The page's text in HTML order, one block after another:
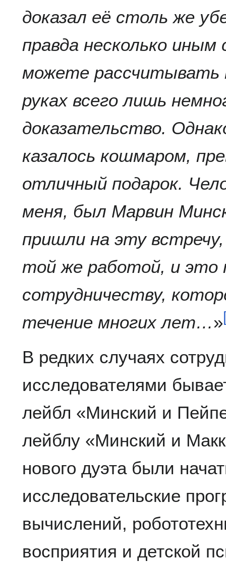
доказал её столь же
правда несколько
можете рассчитывать
руках всего лишь
доказательство.
казалось кошмаром,
отличный подарок.
меня, был Марвин
пришли на эту
той же работой, и это
сотрудничеству,
течение многих лет…»
В редких случаях
исследователями
лейбл «Минский и
лейблу «Минский и
нового дуэта были
исследовательские
вычислений,
восприятия и детской